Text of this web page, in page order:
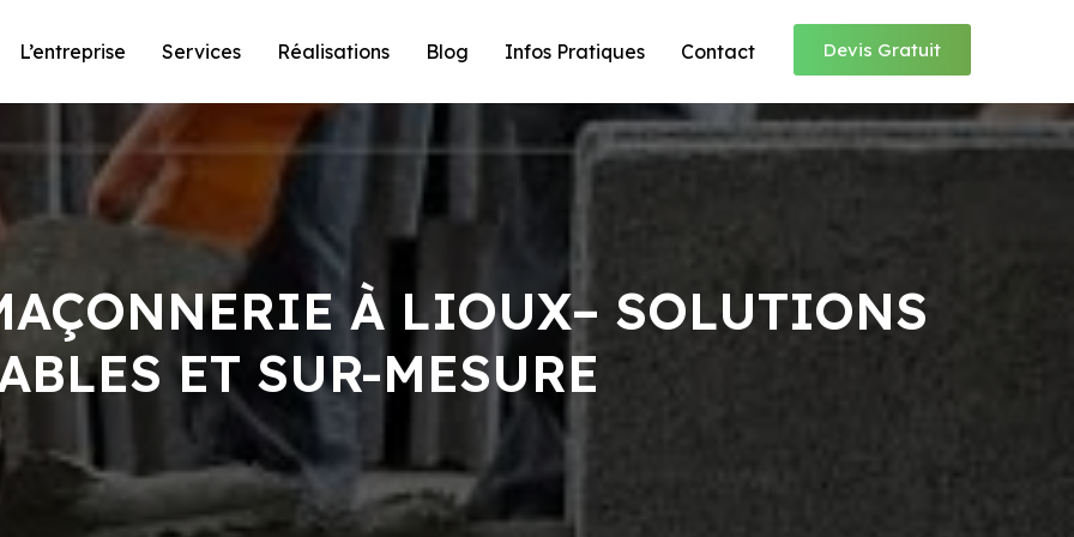
L’entreprise Services Réalisations Blog Infos Pratiques Contact Devis Gratuit
À LIOUX– SOLUTIONS
ET SUR-MESURE